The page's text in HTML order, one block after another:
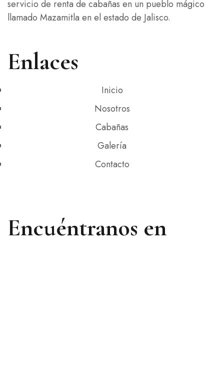
Or call +00 984 88 66
servicio de renta de cabañas en un pueblo mágico
llamado Mazamitla en el estado de Jalisco.
Enlaces
Inicio
Nosotros
Cabañas
Galería
Contacto
Encuéntranos en